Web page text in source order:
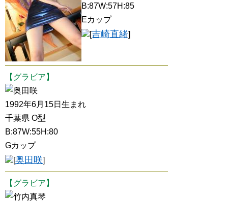
B:87W:57H:85
Eカップ
[吉崎直緒]
【グラビア】
奥田咲
1992年6月15日生まれ
千葉県 O型
B:87W:55H:80
Gカップ
[奥田咲]
【グラビア】
竹内真琴